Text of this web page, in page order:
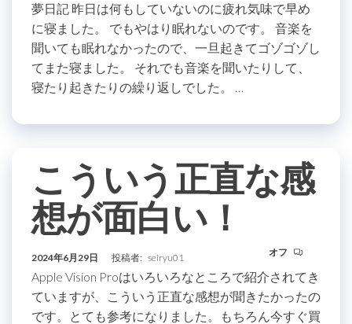
夢日記 昨日は何もしていないのに疲れ気味で早め
に寝ました。 でもやはり眠れないのです。 音楽を
聞いても眠れなかったので、一旦起きてゴゾゴゾし
てまた寝ました。 それでも音楽を聞いたりして、
寝たり起きたりの繰り返しでした。 …
こういう正直な感
想が面白い！
2024年6月29日 投稿者: seiryu01 オフ
Apple Vision Proはいろいろなところで紹介されてき
ていますが、こういう正直な感想が聞きたかったの
です。とても参考になりました。もちろん今すぐ買